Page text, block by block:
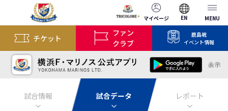
マイページ EN MENU
チケット
ファン
クラブ
鹿島戦
イベント情報
試合情報 試合データ レポート